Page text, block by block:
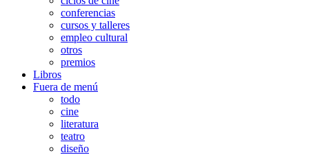
conferencias
cursos y talleres
empleo cultural
otros
premios
Libros
Fuera de menú
todo
cine
literatura
teatro
diseño